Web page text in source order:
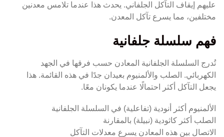
عليهم إيقاف التآكل الجلفاني. يحدث هذا عندما تلامس معدنين
مختلفين، مما يسرع تآكل المعدن.
فهم سلسلة جلفانية
تُدرج السلسلة الجلفانية المعادن حسب فرقها في الجهد
الكهربائي. الصلب والألمنيوم بعيدان جدًا في هذه القائمة. هذا
يجعل التآكل أكثر احتمالًا عندما يكونان معًا.
الألمنيوم أكثر أنودية (تفاعلية) في السلسلة الجلفانية
الصلب أكثر كاثودية (نبيلة) بالمقارنة
الاتصال بين هذه المعادن يسرع معدلات التآكل